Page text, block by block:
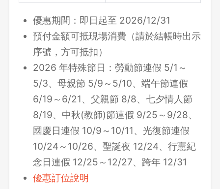
優惠期間：即日起至 2026/12/31
預付金額可抵現場消費（請於結帳時出示
序號，方可抵扣）
2026 年特殊節日：勞動節連假 5/1～
5/3、母親節 5/9～5/10、端午節連假
6/19～6/21、父親節 8/8、七夕情人節
8/19、中秋(教師)節連假 9/25～9/28、
國慶日連假 10/9～10/11、光復節連假
10/24～10/26、聖誕夜 12/24、行憲紀
念日連假 12/25～12/27、跨年 12/31
優惠訂位說明